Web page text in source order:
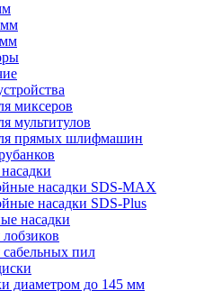
миксеров
мультитулов
прямых шлифмашин
насадки SDS-MAX
насадки SDS-Plus
насадки
пил
диаметром до 145 мм